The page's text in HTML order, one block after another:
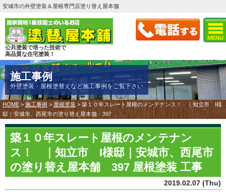
MENU
安城市の外壁塗装＆屋根専門店塗り替え屋本舗
公共塗装で培った技術で
高品質な住宅塗装！
施工事例
外壁塗装・屋根塗替えなど施工事例をご覧下さい
HOME >施工事例 > 屋根塗装> 築１０年スレート屋根のメンテナンス！ ｜知立市 I様
邸｜安城市、西尾市の塗り替え屋本舗 397
築１０年スレート屋根のメンテナン
ス！ ｜知立市 I様邸｜安城市、西尾市
の塗り替え屋本舗 397 屋根塗装 工事
2019.02.07 (Thu)